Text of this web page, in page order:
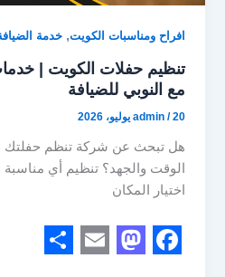
افراح ومناسبات الكويت,خدمة
تنظيم حفلات الكويت |
مع النوبي للضيافة
admin /20 يوليو، 2026
هل تبحث عن شركة تنظم حفلتك
الوقت والجهد؟ تنظيم أي مناسبة
اختيار المكان